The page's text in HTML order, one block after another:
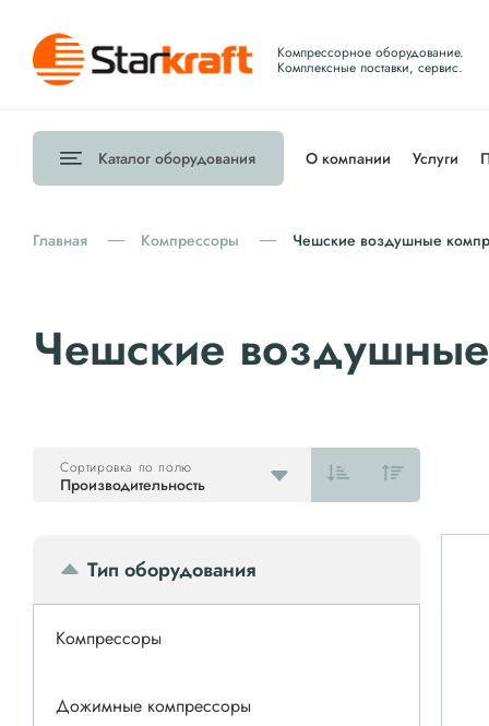
Компрессорное оборудование.
Комплексные поставки, сервис.
Каталог оборудования О компании Услуги
Главная Компрессоры Чешские воздушные
Чешские
Производительность
Сортировка по полю
Тип оборудования
Компрессоры
Дожимные компрессоры